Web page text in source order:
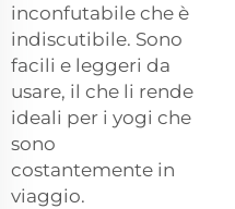
inconfutabile che è
indiscutibile. Sono
facili e leggeri da
usare, il che li rende
ideali per i yogi che
sono
costantemente in
viaggio.